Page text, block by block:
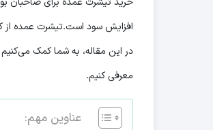
افزایش سود است.تیشرت عمده از
در این مقاله، به شما کمک می‌کنیم
معرفی کنیم.
عناوین مهم: